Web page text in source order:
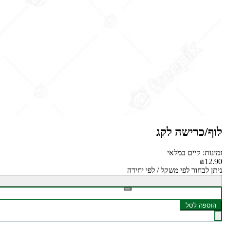
לוף/כרישה לקג
זמינות: קיים במלאי
₪12.90
ניתן לבחור לפי משקל / לפי יחידה
הוספה לסל